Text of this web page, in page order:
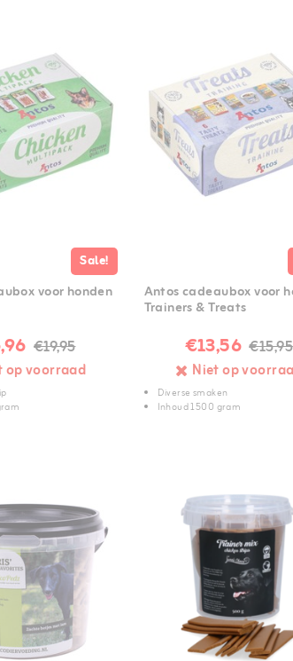
Sale!
voor honden
€19,95
op voorraad
Antos cadeaubox voor
Trainers & Treats
€13,56 €15,95
Niet op
Diverse smaken
Inhoud 1500 gram